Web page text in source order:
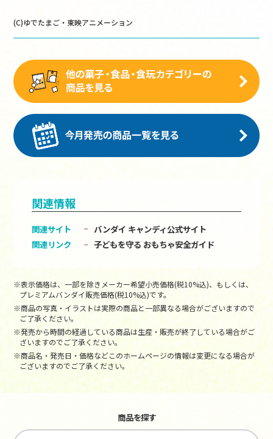
(C)ゆでたまご・東映アニメーション
関連情報
関連サイト
バンダイ キャンディ公式サイト
関連リンク
子どもを守る おもちゃ安全ガイド
※表示価格は、一部を除きメーカー希望小売価格(税10%込)、もしくは、
プレミアムバンダイ販売価格(税10%込)です。
※商品の写真・イラストは実際の商品と一部異なる場合がございますので
ご了承ください。
※発売から時間の経過している商品は生産・販売が終了している場合がご
ざいますのでご了承ください。
※商品名・発売日・価格などこのホームページの情報は変更になる場合が
ございますのでご了承ください。
商品を探す